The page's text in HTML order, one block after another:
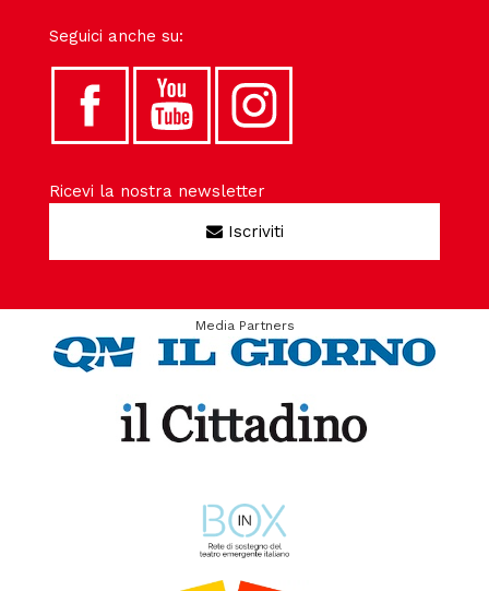
Seguici anche su:
Ricevi la nostra newsletter
Iscriviti
Media Partners